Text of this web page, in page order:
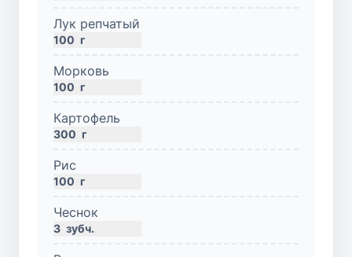
Лук репчатый
100 г
Морковь
100 г
Картофель
300 г
Рис
100 г
Чеснок
3 зубч.